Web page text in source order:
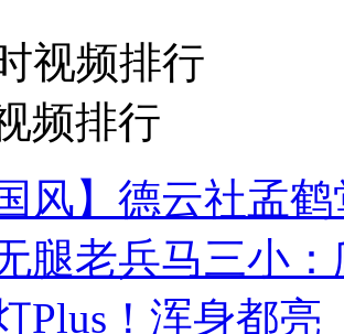
视频排行
频排行
风】德云社孟
腿老兵马三小
Plus！浑身都亮